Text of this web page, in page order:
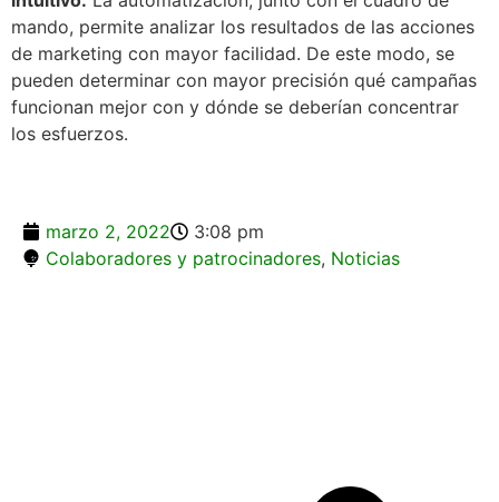
mando, permite analizar los resultados de las acciones
de marketing con mayor facilidad. De este modo, se
pueden determinar con mayor precisión qué campañas
funcionan mejor con y dónde se deberían concentrar
los esfuerzos.
marzo 2, 2022
3:08 pm
Colaboradores y patrocinadores, Noticias